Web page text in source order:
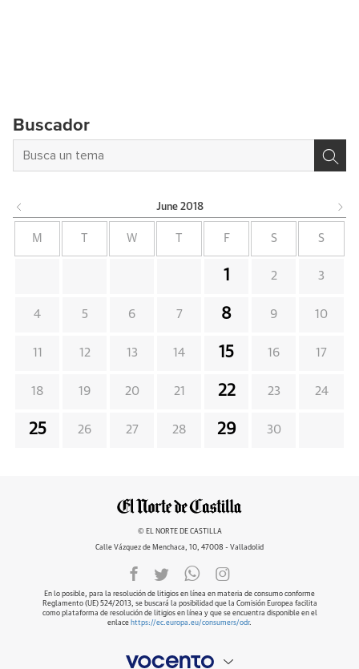
Buscador
June 2018
M W F S S
1 2 3
4 5 6 7 8 9 10
11 12 13 14 15 16 17
18 19 20 21 22 23 24
25 26 27 28 29 30
© EL NORTE DE CASTILLA
Calle Vázquez de Menchaca, 10, 47008 - Valladolid
En lo posible, para la resolución de litigios en línea en materia de consumo conforme
Reglamento (UE) 524/2013, se buscará la posibilidad que la Comisión Europea facilita
como plataforma de resolución de litigios en línea y que se encuentra disponible en el
enlace https://ec.europa.eu/consumers/odr.